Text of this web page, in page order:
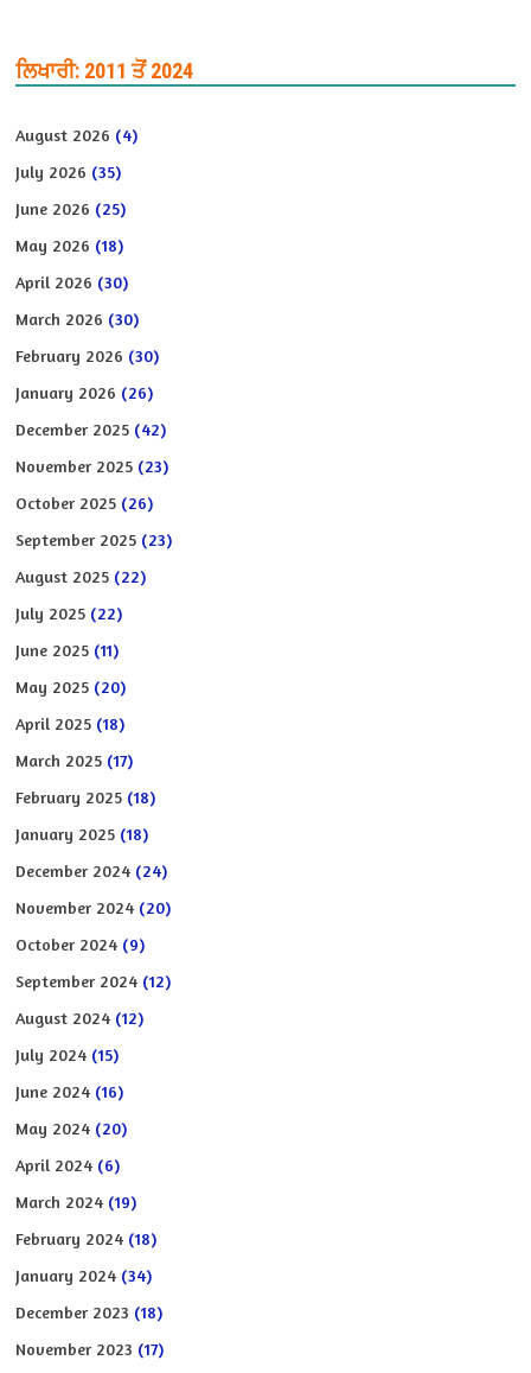
ਲਿਖਾਰੀ: 2011 ਤੋਂ 2024
August 2026 (4)
July 2026 (35)
June 2026 (25)
May 2026 (18)
April 2026 (30)
March 2026 (30)
February 2026 (30)
January 2026 (26)
December 2025 (42)
November 2025 (23)
October 2025 (26)
September 2025 (23)
August 2025 (22)
July 2025 (22)
June 2025 (11)
May 2025 (20)
April 2025 (18)
March 2025 (17)
February 2025 (18)
January 2025 (18)
December 2024 (24)
November 2024 (20)
October 2024 (9)
September 2024 (12)
August 2024 (12)
July 2024 (15)
June 2024 (16)
May 2024 (20)
April 2024 (6)
March 2024 (19)
February 2024 (18)
January 2024 (34)
December 2023 (18)
November 2023 (17)